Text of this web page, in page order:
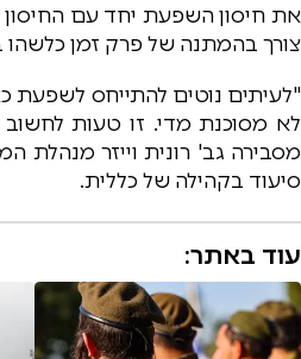
את חיסון השפעת יחד עם החיסון
צורך בהמתנה של פרק זמן כלשהו
"לעיתים נוטים להתייחס
לא מסוכנת מדי. זו טעות
מסבירה גב' רונית וייזר מנהלת
סיעוד בקהילה של כללית.
עוד באתר: